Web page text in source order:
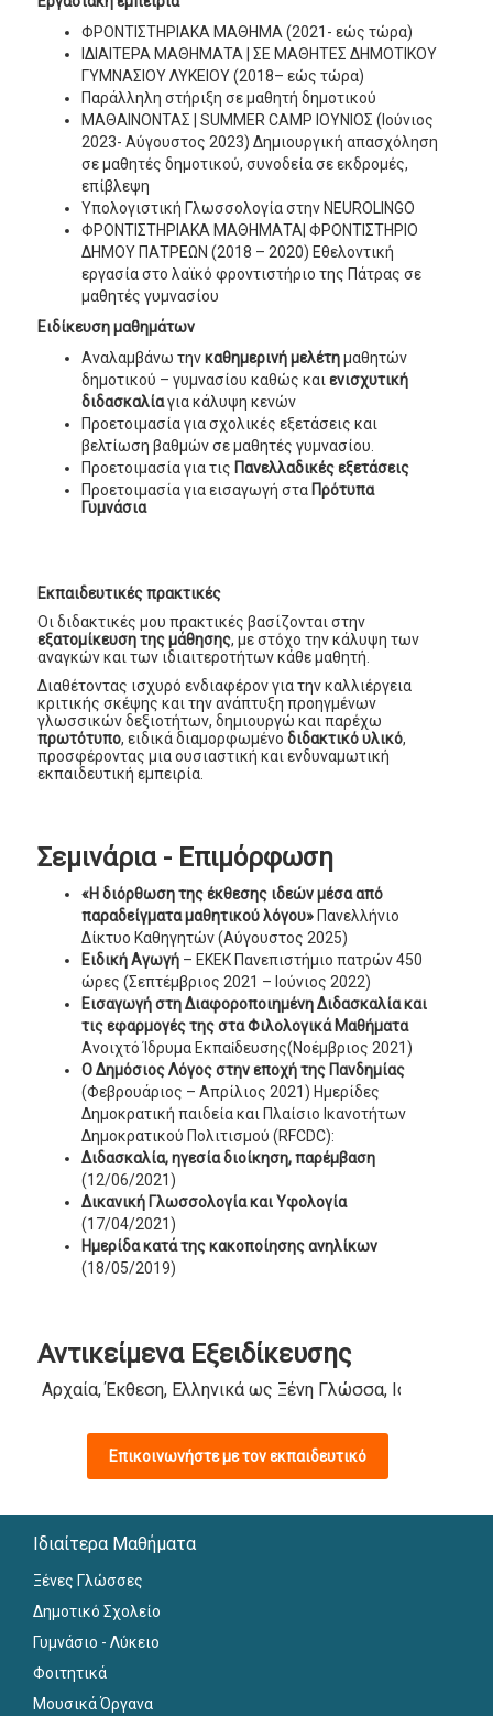
ΦΡΟΝΤΙΣΤΗΡΙΑΚΑ ΜΑΘΗΜΑ (2021- εώς τώρα)
ΙΔΙΑΙΤΕΡΑ ΜΑΘΗΜΑΤΑ | ΣΕ ΜΑΘΗΤΕΣ ΔΗΜΟΤΙΚΟΥ
ΓΥΜΝΑΣΙΟΥ ΛΥΚΕΙΟΥ (2018– εώς τώρα)
Παράλληλη στήριξη σε μαθητή δημοτικού
ΜΑΘΑΙΝΟΝΤΑΣ | SUMMER CAMP ΙΟΥΝΙΟΣ (Ιούνιος
2023- Αύγουστος 2023) Δημιουργική απασχόληση
σε μαθητές δημοτικού, συνοδεία σε εκδρομές,
επίβλεψη
Υπολογιστική Γλωσσολογία στην NEUROLINGO
ΦΡΟΝΤΙΣΤΗΡΙΑΚΑ ΜΑΘΗΜΑΤΑ| ΦΡΟΝΤΙΣΤΗΡΙΟ
ΔΗΜΟΥ ΠΑΤΡΕΩΝ (2018 – 2020) Εθελοντική
εργασία στο λαϊκό φροντιστήριο της Πάτρας σε
μαθητές γυμνασίου
Ειδίκευση μαθημάτων
Αναλαμβάνω τηνκαθημερινή μελέτημαθητών
δημοτικού – γυμνασίου καθώς καιενισχυτική
διδασκαλίαγια κάλυψη κενών
Προετοιμασία για σχολικές εξετάσεις και
βελτίωση βαθμών σε μαθητές γυμνασίου.
Προετοιμασία για τις Πανελλαδικές εξετάσεις
Προετοιμασία για εισαγωγή στα Πρότυπα
Γυμνάσια
Εκπαιδευτικές πρακτικές
Οι διδακτικές μου πρακτικές βασίζονται στην
εξατομίκευση της μάθησης, με στόχο την κάλυψη των
αναγκών και των ιδιαιτεροτήτων κάθε μαθητή.
Διαθέτοντας ισχυρό ενδιαφέρον για την καλλιέργεια
κριτικής σκέψης και την ανάπτυξη προηγμένων
γλωσσικών δεξιοτήτων, δημιουργώ και παρέχω
πρωτότυπο, ειδικά διαμορφωμένοδιδακτικό υλικό,
προσφέροντας μια ουσιαστική και ενδυναμωτική
εκπαιδευτική εμπειρία.
Σεμινάρια - Επιμόρφωση
«Η διόρθωση της έκθεσης ιδεών μέσα από
παραδείγματα μαθητικού λόγου» Πανελλήνιο
Δίκτυο Καθηγητών (Αύγουστος 2025)
Ειδική Αγωγή – ΕΚΕΚ Πανεπιστήμιο πατρών 450
ώρες (Σεπτέμβριος 2021 – Ιούνιος 2022)
Εισαγωγή στη Διαφοροποιημένη Διδασκαλία και
τις εφαρμογές της στα Φιλολογικά Μαθήματα
Ανοιχτό Ίδρυμα Εκπαἰδευσης(Νοέμβριος 2021)
Ο Δημόσιος Λόγος στην εποχή της Πανδημίας
(Φεβρουάριος – Απρίλιος 2021) Ημερίδες
Δημοκρατική παιδεία και Πλαίσιο Ικανοτήτων
Δημοκρατικού Πολιτισμού (RFCDC):
Διδασκαλία, ηγεσία διοίκηση, παρέμβαση
(12/06/2021)
Δικανική Γλωσσολογία και Υφολογία
(17/04/2021)
Ημερίδα κατά της κακοποίησης ανηλίκων
(18/05/2019)
Αντικείμενα Εξειδίκευσης
Αρχαία, Έκθεση, Ελληνικά ως Ξένη Γλώσσα, Ιστορία,
Επικοινωνήστε με τον εκπαιδευτικό
Ιδιαίτερα Μαθήματα
Ξένες Γλώσσες
Δημοτικό Σχολείο
Γυμνάσιο - Λύκειο
Φοιτητικά
Μουσικά Όργανα